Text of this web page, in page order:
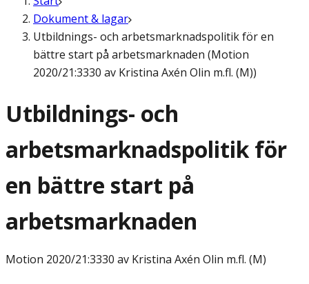
Dokument & lagar
Utbildnings- och arbetsmarknadspolitik för en
bättre start på arbetsmarknaden (Motion
2020/21:3330 av Kristina Axén Olin m.fl. (M))
Utbildnings- och
arbetsmarknadspolitik för
en bättre start på
arbetsmarknaden
Motion 2020/21:3330 av Kristina Axén Olin m.fl. (M)